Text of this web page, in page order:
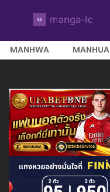
MANHWA MANHUA